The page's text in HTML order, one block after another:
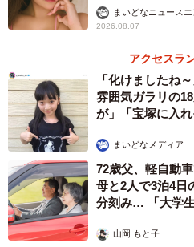
「ぽっちゃり体型」の女性は、結婚相
ています」「い
たい」
まいどなニュース
2026.08.07
アクセスラ
「化けましたね
雰囲気ガラリの
が」「宝塚に入れ
まいどなメディア
72歳父、軽自動
母と2人で3泊4
分刻み… 「大学
山岡 もと子